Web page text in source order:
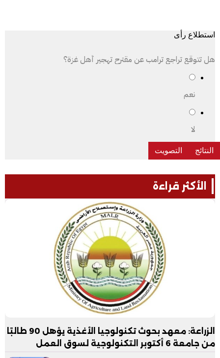
استطلاع رأى
هل تتوقع تراجع ترامب عن مقترح تهجير أهل غزة؟
نعم
لا
الأكثر قراءة
الزراعة: معهد بحوث تكنولوجيا الأغذية يؤهل 90 طالبًا
من جامعة 6 أكتوبر التكنولوجية لسوق العمل